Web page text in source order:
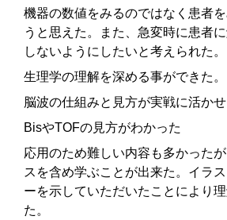
機器の数値をみるのではなく患者
うと思えた。また、急変時に患者
しないようにしたいと考えられた。
生理学の理解を深める事ができた。
脳波の仕組みと見方が実戦に活か
BisやTOFの見方がわかった
応用のため難しい内容も多かった
スを含め学ぶことが出来た。イラ
ーを示していただいたことにより
た。